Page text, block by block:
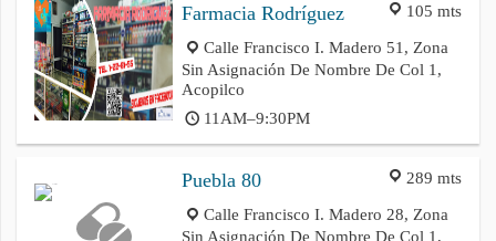
105 mts
Farmacia Rodríguez
Calle Francisco I. Madero 51, Zona
Sin Asignación De Nombre De Col 1,
Acopilco
11AM–9:30PM
289 mts
Puebla 80
Calle Francisco I. Madero 28, Zona
Sin Asignación De Nombre De Col 1,